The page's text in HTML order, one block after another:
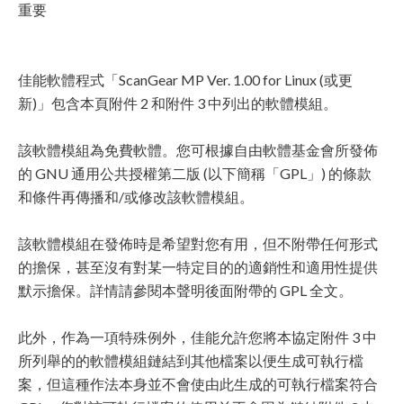
重要
佳能軟體程式「ScanGear MP Ver. 1.00 for Linux (或更
新)」包含本頁附件 2 和附件 3 中列出的軟體模組。
該軟體模組為免費軟體。您可根據自由軟體基金會所發佈
的 GNU 通用公共授權第二版 (以下簡稱「GPL」) 的條款
和條件再傳播和/或修改該軟體模組。
該軟體模組在發佈時是希望對您有用，但不附帶任何形式
的擔保，甚至沒有對某一特定目的的適銷性和適用性提供
默示擔保。詳情請參閱本聲明後面附帶的 GPL 全文。
此外，作為一項特殊例外，佳能允許您將本協定附件 3 中
所列舉的的軟體模組鏈結到其他檔案以便生成可執行檔
案，但這種作法本身並不會使由此生成的可執行檔案符合